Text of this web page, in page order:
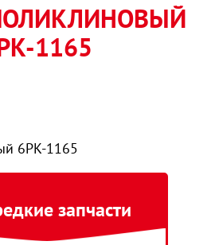
1165
6РК-1165
запчасти